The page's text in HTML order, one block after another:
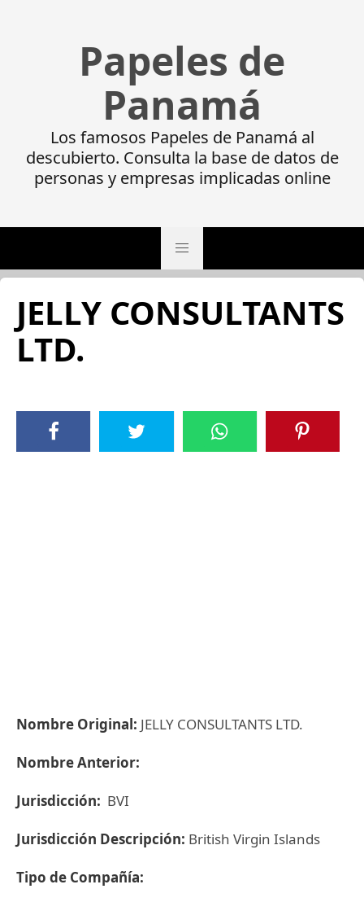
Papeles de
Panamá
Los famosos Papeles de Panamá al
descubierto. Consulta la base de datos de
personas y empresas implicadas online
JELLY CONSULTANTS
LTD.
Nombre Original: JELLY CONSULTANTS LTD.
Nombre Anterior:
Jurisdicción: BVI
Jurisdicción Descripción: British Virgin Islands
Tipo de Compañía: